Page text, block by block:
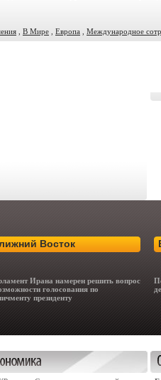
В Мире Европа Международное
Восток
Ирана намерен решить вопрос
голосования по
президенту